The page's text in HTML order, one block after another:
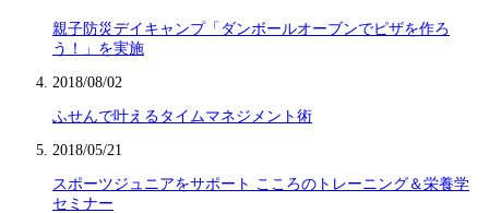
親子防災デイキャンプ「ダンボールオーブンでピザを作ろ
う！」を実施
2018/08/02
ふせんで叶えるタイムマネジメント術
2018/05/21
スポーツジュニアをサポート こころのトレーニング＆栄養学
セミナー